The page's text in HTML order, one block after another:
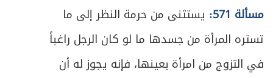
مسألة 571:
يستثنى من حرمة النظر إلى ما
تستره المرأة من جسدها ما لو كان الرجل راغباً
في التزوج من امرأة بعينها، فإنه يجوز له أن